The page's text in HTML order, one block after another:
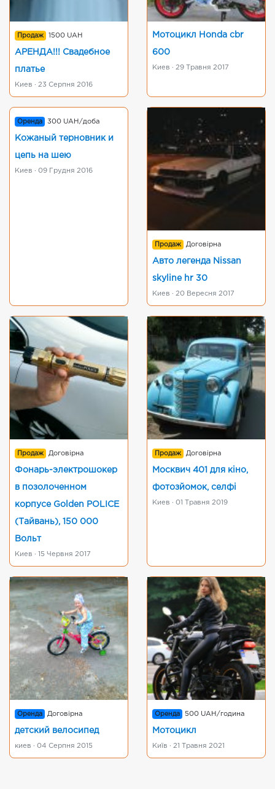
Продаж 1500 UAH
АРЕНДА!!! Свадебное
платье
Киев · 23 Серпня 2016
Мотоцикл Honda cbr
600
Киев · 29 Травня 2017
Оренда 300 UAH/доба
Кожаный терновник и
цепь на шею
Киев · 09 Грудня 2016
Продаж Договірна
Авто легенда Nissan
skyline hr 30
Киев · 20 Вересня 2017
Продаж Договірна
Фонарь-электрошокер
в позолоченном
корпусе Golden POLICE
(Тайвань), 150 000
Вольт
Киев · 15 Червня 2017
Продаж Договірна
Москвич 401 для кіно,
фотозйомок, селфі
Киев · 01 Травня 2019
Оренда Договірна
детский велосипед
киев · 04 Серпня 2015
Оренда 500 UAH/година
Мотоцикл
Київ · 21 Травня 2021